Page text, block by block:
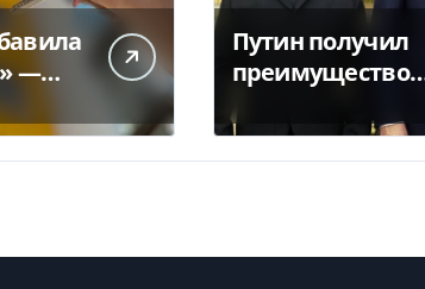
—
Путин получил
преимущество
действиям США